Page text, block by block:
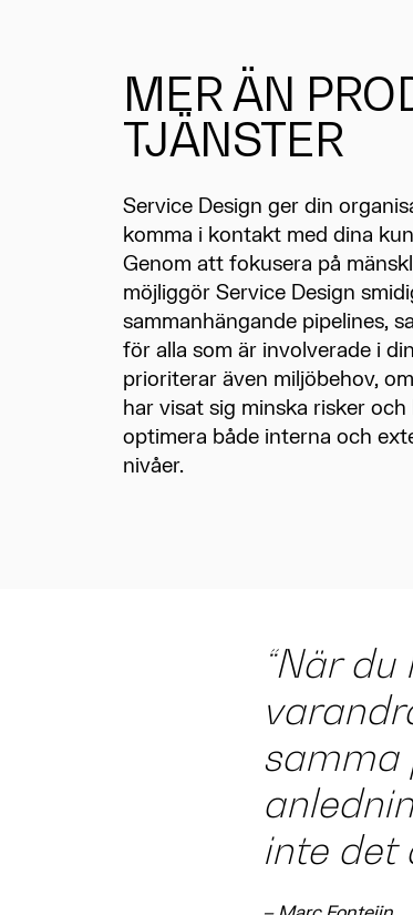
MER ÄN
TJÄNSTER
Service Design ger din
komma i kontakt med dina
Genom att fokusera på
möjliggör Service Design
sammanhängande pipelines,
för alla som är involverade i
prioriterar även miljöbehov,
har visat sig minska risker
optimera både interna och
nivåer.
“När
samma
inte det